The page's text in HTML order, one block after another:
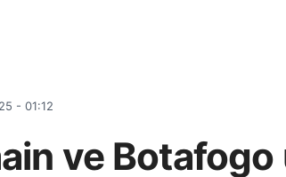
- 01:12
ve